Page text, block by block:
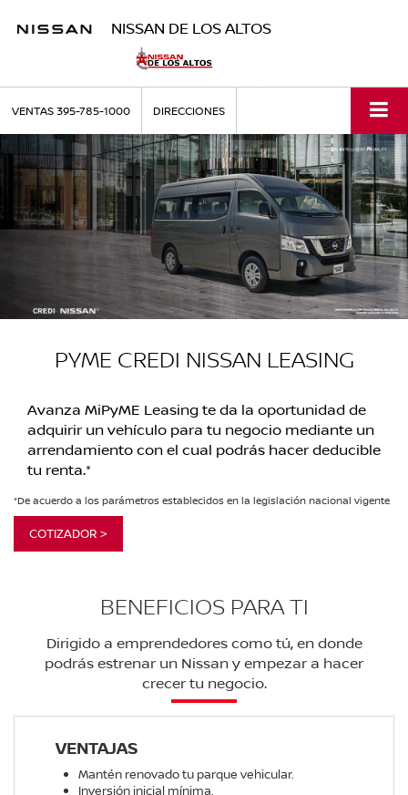
NISSAN DE LOS ALTOS
VENTAS395-785-1000 DIRECCIONES
PYME CREDI NISSAN LEASING
Avanza MiPyME Leasing te da la oportunidad de
adquirir un vehículo para tu negocio mediante un
arrendamiento con el cual podrás hacer deducible
tu renta.*
*De acuerdo a los parámetros establecidos en la legislación nacional vigente
COTIZADOR >
BENEFICIOS PARA TI
Dirigido a emprendedores como tú, en donde
podrás estrenar un Nissan y empezar a hacer
crecer tu negocio.
VENTAJAS
Mantén renovado tu parque vehicular.
Inversión inicial mínima.